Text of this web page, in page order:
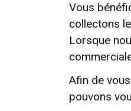
Vous
collectons
Lorsque
Afin de
pouvons